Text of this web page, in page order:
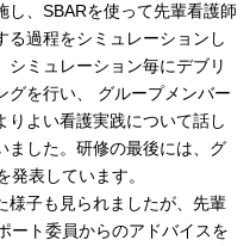
し、SBARを使って先輩看護師
る過程をシミュレーションし
シミュレーション毎にデブリ
グを行い、 グループメンバー
りよい看護実践について話し
ました。研修の最後には、グ
表しています。
子も見られましたが、先輩
ート委員からのアドバイスを